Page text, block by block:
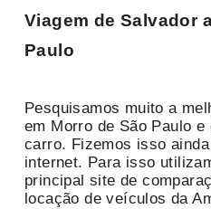
Viagem de Salvador
Paulo
Pesquisamos muito a
em Morro de São Paulo
carro. Fizemos isso
internet. Para isso
principal site de
locação de veículos da